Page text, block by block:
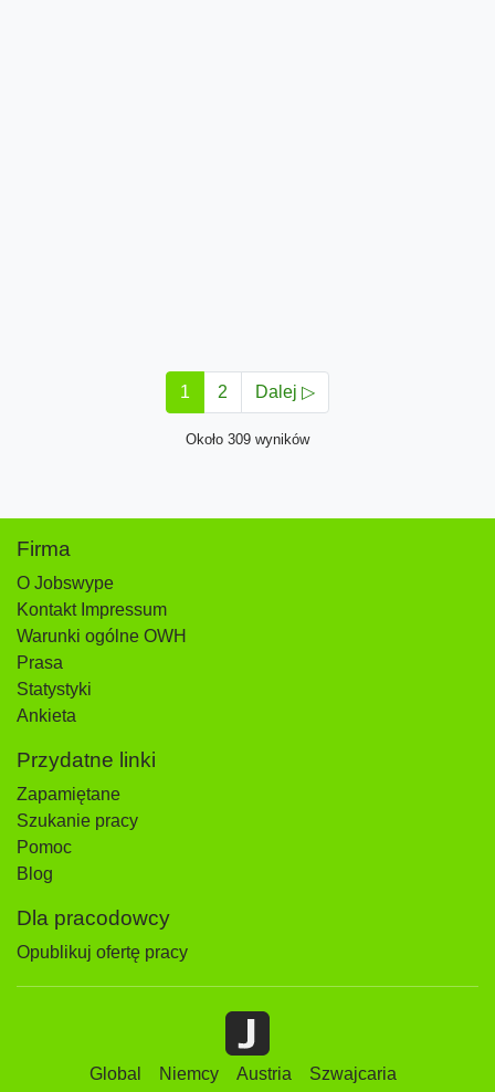
1 2 Dalej ▷
Około 309 wyników
Firma
O Jobswype
Kontakt Impressum
Warunki ogólne OWH
Prasa
Statystyki
Ankieta
Przydatne linki
Zapamiętane
Szukanie pracy
Pomoc
Blog
Dla pracodowcy
Opublikuj ofertę pracy
Global Niemcy Austria
Szwajcaria